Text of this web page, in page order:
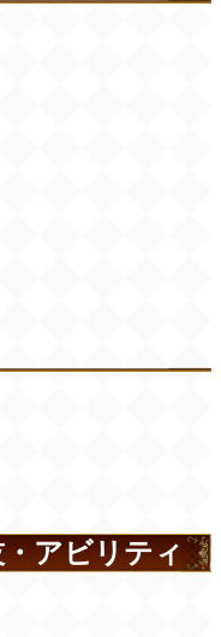
アビリティ